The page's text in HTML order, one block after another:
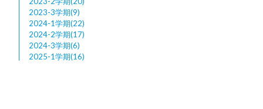
2023-3学期(9)
2024-1学期(22)
2024-2学期(17)
2024-3学期(6)
2025-1学期(16)